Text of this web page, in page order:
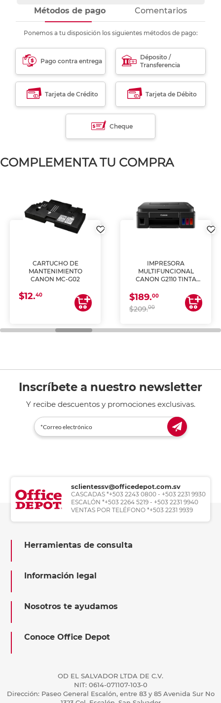
Métodos de pago Comentarios
Ponemos a tu disposición los siguientes métodos de pago:
Pago contra entrega
Déposito /
Transferencia
Tarjeta de Crédito Tarjeta de Débito
Cheque
COMPLEMENTA TU COMPRA
CARTUCHO DE
MANTENIMIENTO
CANON MC-G02
$12.40
IMPRESORA
MULTIFUNCIONAL
CANON G2110 TINTA
$189.00
$209.00
Inscríbete a nuestro newsletter
Y recibe descuentos y promociones exclusivas.
sclientessv@officedepot.com.sv
CASCADAS *+503 2243 0800 - +503 2231 9930
ESCALÓN *+503 2264 5219 - +503 2231 9940
VENTAS POR TELÉFONO *+503 2231 9939
Herramientas de consulta
Información legal
Nosotros te ayudamos
Conoce Office Depot
OD EL SALVADOR LTDA DE C.V.
NIT: 0614-071107-103-0
Dirección: Paseo General Escalón, entre 83 y 85 Avenida Sur No